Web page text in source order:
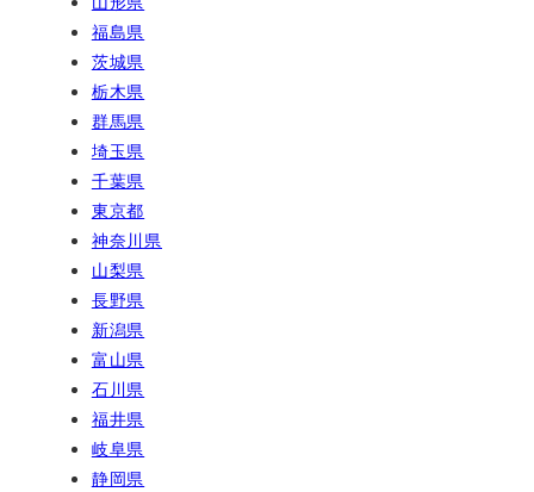
福島県
茨城県
栃木県
群馬県
埼玉県
千葉県
東京都
神奈川県
山梨県
長野県
新潟県
富山県
石川県
福井県
岐阜県
静岡県